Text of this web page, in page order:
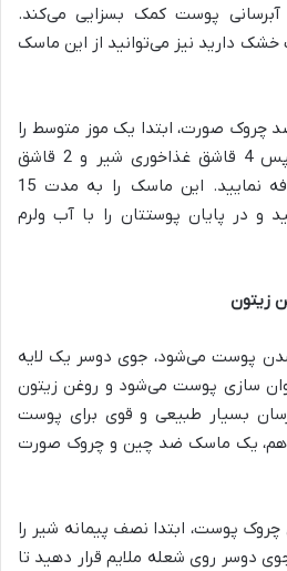
پوست کمک بسزایی می‌کند.
دارید نیز می‌توانید از این ماسک
چروک صورت، ابتدا یک موز متوسط را
با کمک چنگال له کنید، سپس 4 قاشق غذاخوری شیر و 2 قاشق
چای‌خوری عسل به آن اضافه نمایید. این ماسک را به مدت 15
و در پایان پوستتان را با آب ولرم
زیتون
پوست می‌شود، جوی دوسر یک لایه
سازی پوست می‌شود و روغن زیتون
بسیار طبیعی و قوی برای پوست
هم، یک ماسک ضد چین و چروک صورت
پوست، ابتدا نصف پیمانه شیر را
جوی دوسر روی شعله ملایم قرار دهید تا